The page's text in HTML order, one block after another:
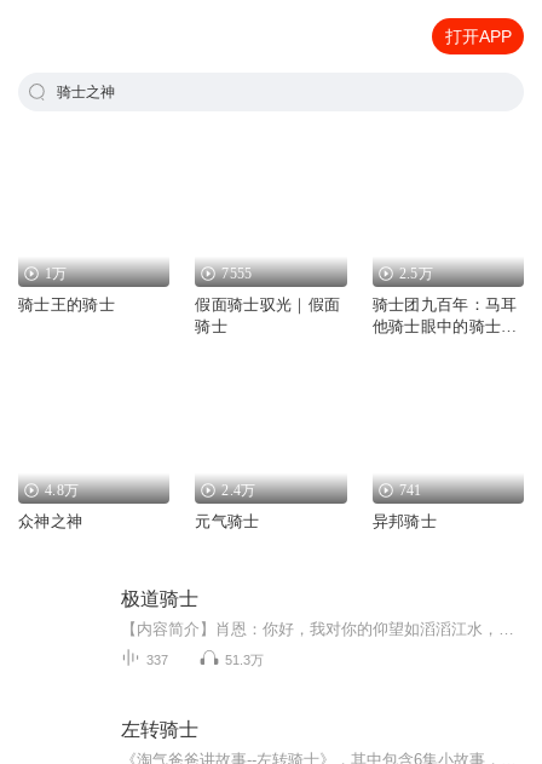
打开APP
骑士之神
1万
骑士王的骑士
7555
假面骑士驭光｜假面
骑士
2.5万
骑士团九百年：马耳
他骑士眼中的骑士团
4.8万
众神之神
2.4万
元气骑士
741
异邦骑士
极道骑士
337 51.3万
左转骑士